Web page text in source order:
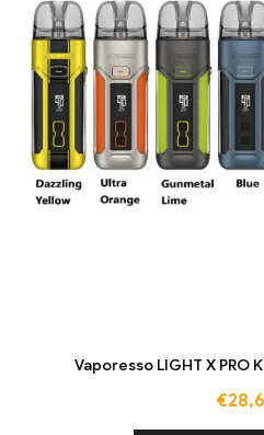
Vaporesso LIGHT X PRO
€